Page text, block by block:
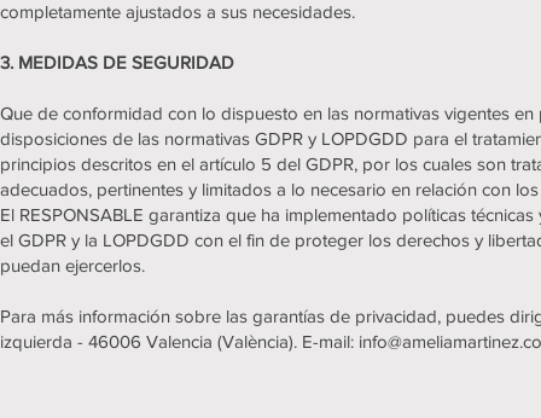
completamente ajustados a sus necesidades.
3. MEDIDAS DE SEGURIDAD
Que de conformidad con lo dispuesto en las normativas vigentes
disposiciones de las normativas GDPR y LOPDGDD para el
principios descritos en el artículo 5 del GDPR, por los cuales son
adecuados, pertinentes y limitados a lo necesario en relación con
El RESPONSABLE garantiza que ha implementado políticas
el GDPR y la LOPDGDD con el fin de proteger los derechos y
puedan ejercerlos.
Para más información sobre las garantías de privacidad, puedes
izquierda - 46006 Valencia (València). E-mail: